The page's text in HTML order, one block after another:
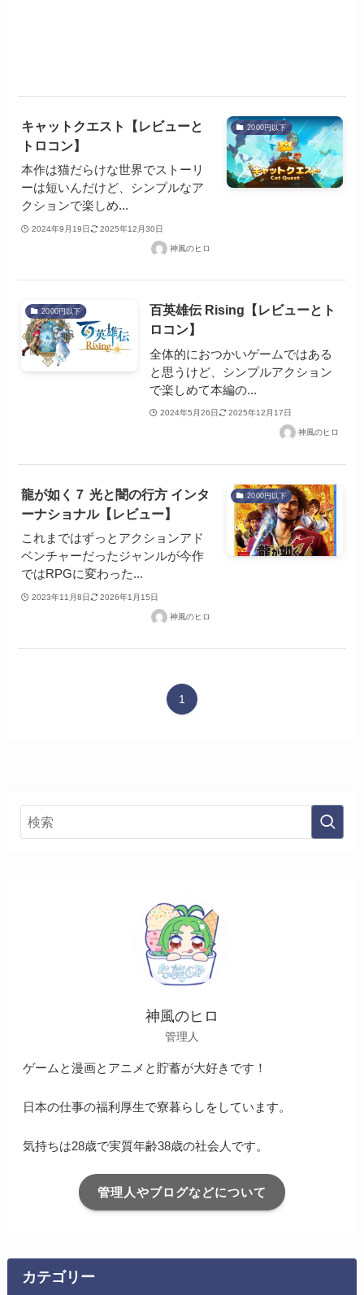
2000円以下
キャットクエスト【レビューと
トロコン】
本作は猫だらけな世界でストーリ
ーは短いんだけど、シンプルなア
クションで楽しめ...
2024年9月19日 2025年12月30日
神風のヒロ
2000円以下
百英雄伝 Rising【レビューとト
ロコン】
全体的におつかいゲームではある
と思うけど、シンプルアクション
で楽しめて本編の...
2024年5月26日 2025年12月17日
神風のヒロ
2000円以下
龍が如く７ 光と闇の行方 インタ
ーナショナル【レビュー】
これまではずっとアクションアド
ベンチャーだったジャンルが今作
ではRPGに変わった...
2023年11月8日 2026年1月15日
神風のヒロ
1
神風のヒロ
管理人
ゲームと漫画とアニメと貯蓄が大好きです！
日本の仕事の福利厚生で寮暮らしをしています。
気持ちは28歳で実質年齢38歳の社会人です。
管理人やブログなどについて
カテゴリー